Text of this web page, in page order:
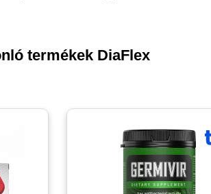
termékek DiaFlex